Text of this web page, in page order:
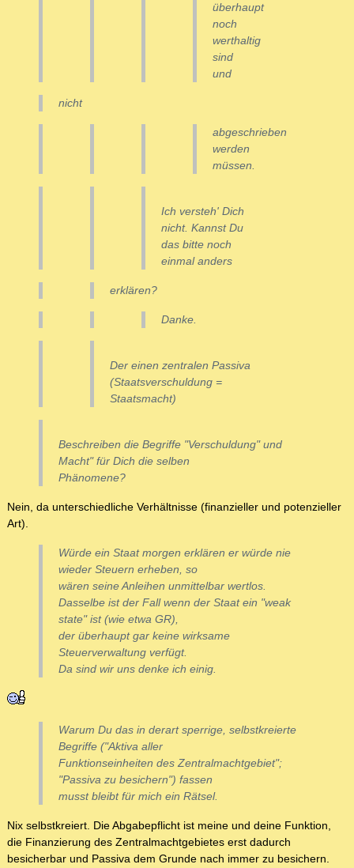
überhaupt
noch
werthaltig
sind
und
nicht
abgeschrieben
werden
müssen.
Ich versteh' Dich
nicht. Kannst Du
das bitte noch
einmal anders
erklären?
Danke.
Der einen zentralen Passiva
(Staatsverschuldung =
Staatsmacht)
Beschreiben die Begriffe "Verschuldung" und
Macht" für Dich die selben
Phänomene?
Nein, da unterschiedliche Verhältnisse (finanzieller und potenzieller
Art).
Würde ein Staat morgen erklären er würde nie
wieder Steuern erheben, so
wären seine Anleihen unmittelbar wertlos.
Dasselbe ist der Fall wenn der Staat ein "weak
state" ist (wie etwa GR),
der überhaupt gar keine wirksame
Steuerverwaltung verfügt.
Da sind wir uns denke ich einig.
Warum Du das in derart sperrige, selbstkreierte
Begriffe ("Aktiva aller
Funktionseinheiten des Zentralmachtgebiet";
"Passiva zu besichern") fassen
musst bleibt für mich ein Rätsel.
Nix selbstkreiert. Die Abgabepflicht ist meine und deine Funktion,
die Finanzierung des Zentralmachtgebietes erst dadurch
besicherbar und Passiva dem Grunde nach immer zu besichern.